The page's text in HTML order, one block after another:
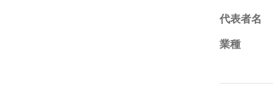
代表者名
業種